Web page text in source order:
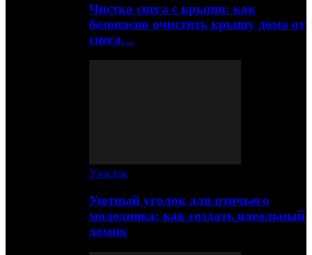
Чистка снега с крыши: как
безопасно очистить крышу дома от
снега…
Участок
Уютный уголок для птичьего
молодняка: как создать идеальный
домик